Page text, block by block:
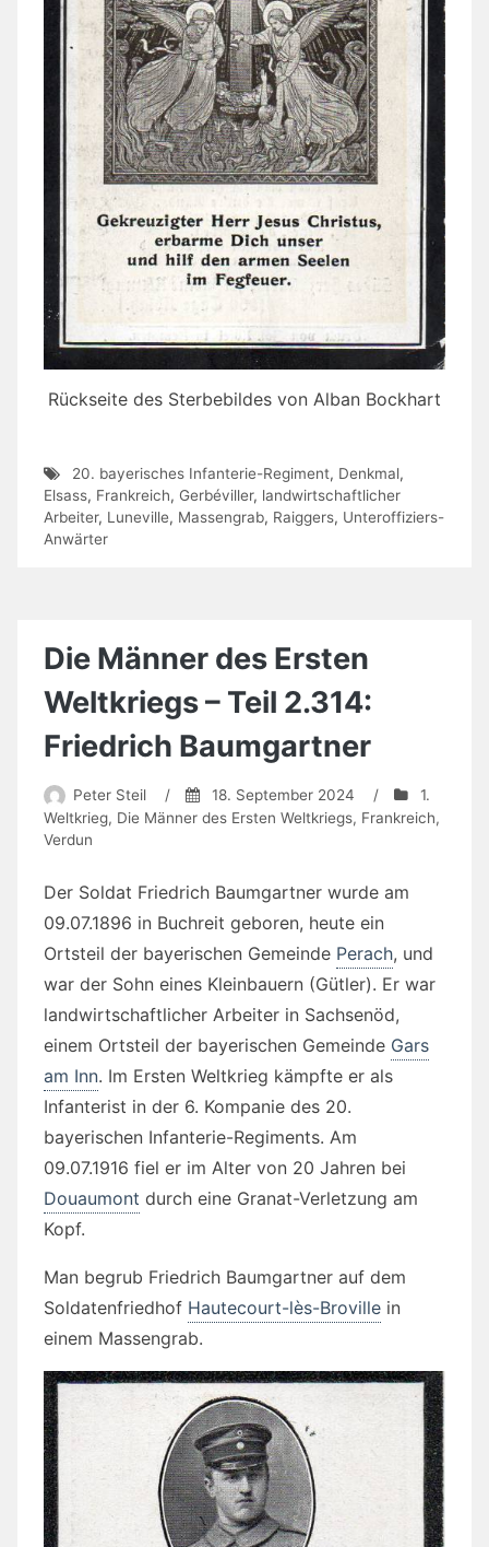
Rückseite des Sterbebildes von Alban Bockhart
20. bayerisches Infanterie-Regiment, Denkmal,
Elsass, Frankreich, Gerbéviller, landwirtschaftlicher
Arbeiter, Luneville, Massengrab, Raiggers, Unteroffiziers-
Anwärter
Die Männer des Ersten
Weltkriegs – Teil 2.314:
Friedrich Baumgartner
Peter Steil / 18. September 2024 /
1.
Weltkrieg, Die Männer des Ersten Weltkriegs, Frankreich,
Verdun
Der Soldat Friedrich Baumgartner wurde am
09.07.1896 in Buchreit geboren, heute ein
Ortsteil der bayerischen Gemeinde Perach, und
war der Sohn eines Kleinbauern (Gütler). Er war
landwirtschaftlicher Arbeiter in Sachsenöd,
einem Ortsteil der bayerischen Gemeinde Gars
am Inn. Im Ersten Weltkrieg kämpfte er als
Infanterist in der 6. Kompanie des 20.
bayerischen Infanterie-Regiments. Am
09.07.1916 fiel er im Alter von 20 Jahren bei
Douaumont durch eine Granat-Verletzung am
Kopf.
Man begrub Friedrich Baumgartner auf dem
Soldatenfriedhof Hautecourt-lès-Broville in
einem Massengrab.